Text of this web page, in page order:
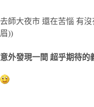
去師大夜市 還在苦惱 有
眉))
意外發現一間 超乎期待的